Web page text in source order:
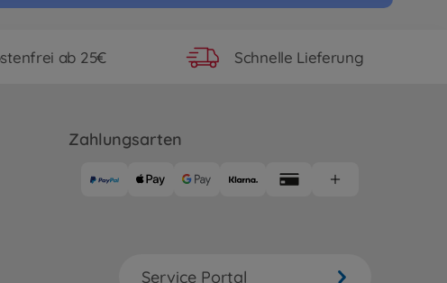
ab 25€ Schnelle Lieferung
Zahlungsarten
Service Portal